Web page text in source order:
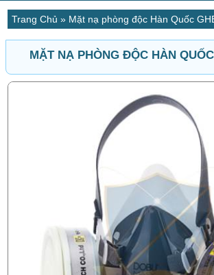
Trang Chủ » Mặt nạ phòng độc Hàn Quốc
MẶT NẠ PHÒNG ĐỘC HÀN